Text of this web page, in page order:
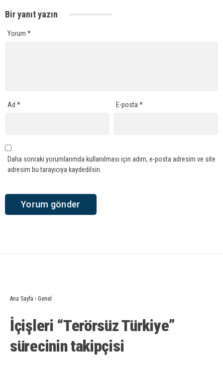
Bir yanıt yazın
Yorum *
Ad * E-posta*
Daha sonraki yorumlarımda kullanılması için adım, e-posta adresim ve site
adresim bu tarayıcıya kaydedilsin.
Ana Sayfa › Genel
İçişleri “Terörsüz Türkiye”
sürecinin takipçisi